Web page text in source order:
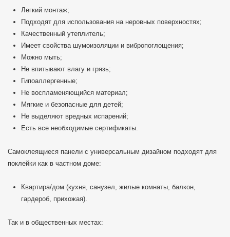
Легкий монтаж;
Подходят для использования на неровных поверхностях;
Качественный утеплитель;
Имеет свойства шумоизоляции и вибропоглощения;
Можно мыть;
Не впитывают влагу и грязь;
Гипоаллергенные;
Не воспламеняющийся материал;
Мягкие и безопасные для детей;
Не выделяют вредных испарений;
Есть все необходимые сертификаты.
Самоклеящиеся панели с универсальным дизайном подходят для
поклейки как в частном доме:
Квартира/дом (кухня, санузел, жилые комнаты, балкон,
гардероб, прихожая).
Так и в общественных местах: